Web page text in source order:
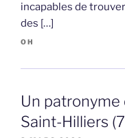
incapables de
des […]
OH
Un patronyme
Saint-Hilliers